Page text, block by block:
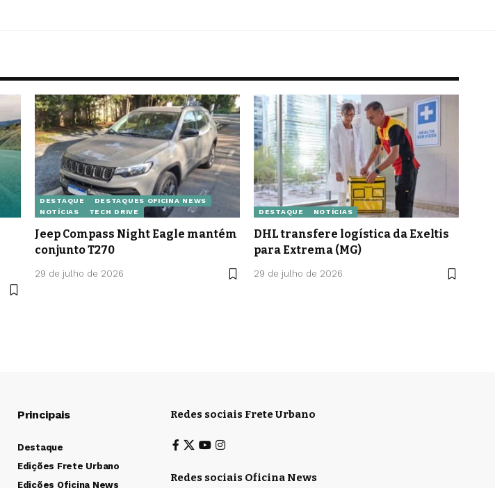
DESTAQUE
DESTAQUES OFICINA NEWS
NOTÍCIAS
TECH DRIVE
Jeep Compass Night Eagle mantém
conjunto T270
29 de julho de 2026
DESTAQUE NOTÍCIAS
DHL transfere logística da Exeltis
para Extrema (MG)
29 de julho de 2026
Principais
Destaque
Edições Frete Urbano
Edições Oficina News
Redes sociais Frete Urbano
Redes sociais Oficina News